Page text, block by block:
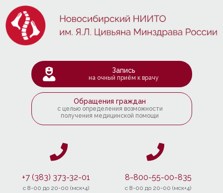
Запись
на очный приём к врачу
Обращения граждан
с целью определения возможности
получения медицинской помощи
+7 (383) 373-32-01
c 8-00 до 20-00 (мск+4)
8-800-55-00-835
c 8-00 до 20-00 (мск+4)